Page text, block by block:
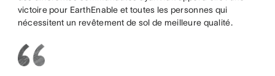
victoire pour EarthEnable et toutes les personnes qui
nécessitent un revêtement de sol de meilleure qualité.